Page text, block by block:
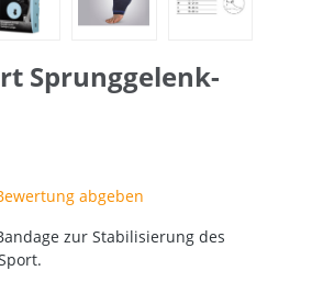
Sprunggelenk-
von 0 von 5 Sternen
abgeben
zur Stabilisierung des